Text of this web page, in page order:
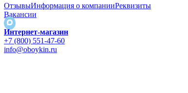
ОтзывыИнформация о компанииРеквизиты
Вакансии
Интернет-магазин
+7 (800) 551-47-60
info@oboykin.ru